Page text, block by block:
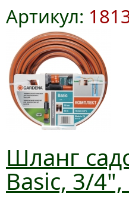
Артикул:
Шланг
Basic, 3/4",